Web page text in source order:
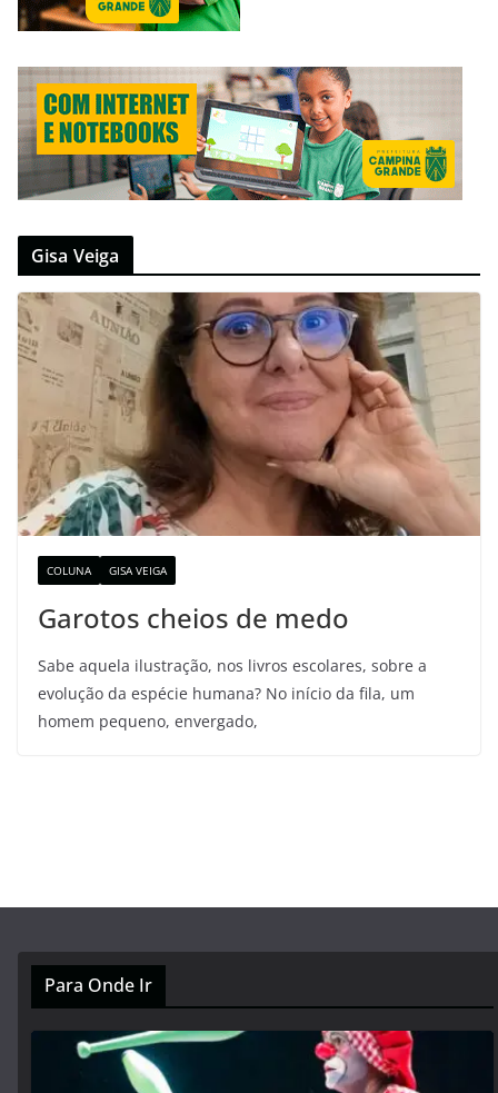
Gisa Veiga
COLUNA GISA VEIGA
Garotos cheios de medo
Sabe aquela ilustração, nos livros escolares, sobre a
evolução da espécie humana? No início da fila, um
homem pequeno, envergado,
Para Onde Ir